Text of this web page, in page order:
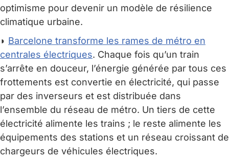
optimisme pour devenir un modèle de résilience
climatique urbaine.
◗ Barcelone transforme les rames de métro en
centrales électriques. Chaque fois qu’un train
s’arrête en douceur, l’énergie générée par tous ces
frottements est convertie en électricité, qui passe
par des inverseurs et est distribuée dans
l’ensemble du réseau de métro. Un tiers de cette
électricité alimente les trains ; le reste alimente les
équipements des stations et un réseau croissant de
chargeurs de véhicules électriques.